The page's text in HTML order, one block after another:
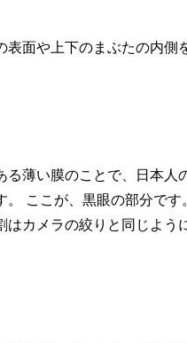
表面や上下のまぶたの内側
薄い膜のことで、日本人
。 ここが、黒眼の部分で
はカメラの絞りと同じよう